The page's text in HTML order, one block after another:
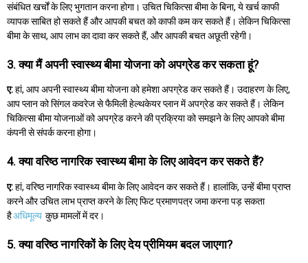
संबंधित खर्चों के लिए भुगतान करना होगा। उचित चिकित्सा बीमा के बिना, ये खर्च काफी
व्यापक साबित हो सकते हैं और आपकी बचत को काफी कम कर सकते हैं। लेकिन चिकित्सा
बीमा के साथ, आप लाभ का दावा कर सकते हैं, और आपकी बचत अछूती रहेगी।
3. क्या मैं अपनी स्वास्थ्य बीमा योजना को अपग्रेड कर सकता हूं?
ए:हां, आप अपनी स्वास्थ्य बीमा योजना को हमेशा अपग्रेड कर सकते हैं। उदाहरण के लिए,
आप प्लान को सिंगल कवरेज से फैमिली हेल्थकेयर प्लान में अपग्रेड कर सकते हैं। लेकिन
चिकित्सा बीमा योजनाओं को अपग्रेड करने की प्रक्रिया को समझने के लिए आपको बीमा
कंपनी से संपर्क करना होगा।
4. क्या वरिष्ठ नागरिक स्वास्थ्य बीमा के लिए आवेदन कर सकते हैं?
ए:हां, वरिष्ठ नागरिक स्वास्थ्य बीमा के लिए आवेदन कर सकते हैं। हालांकि, उन्हें बीमा प्राप्त
करने और उचित लाभ प्राप्त करने के लिए फिट प्रमाणपत्र जमा करना पड़ सकता
हैअधिमूल्य कुछ मामलों में दर।
5. क्या वरिष्ठ नागरिकों के लिए देय प्रीमियम बदल जाएगा?